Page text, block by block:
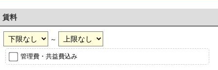
賃料
～
管理費・共益費込み